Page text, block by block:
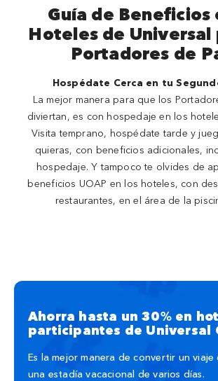
Guía de Beneficios
Hoteles de Universal
Portadores de
Hospédate Cerca en tu
La mejor manera para que los
diviertan, es con hospedaje en los
Visita temprano, hospédate tarde y
quieras, con beneficios adicionales,
hospedaje. Y tampoco te olvides de
beneficios UOAP en los hoteles, con
restaurantes, en el área de la
Ahorra hasta un 30% en
participantes de Universal
Es la mejor manera de convertir un
una estadía vacacional de varios días.